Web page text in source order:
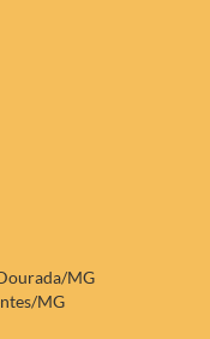
MG
MG